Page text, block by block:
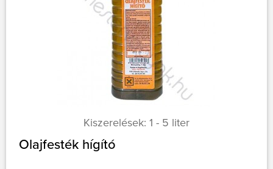
Kiszerelések: 1 - 5 liter
Olajfesték hígító